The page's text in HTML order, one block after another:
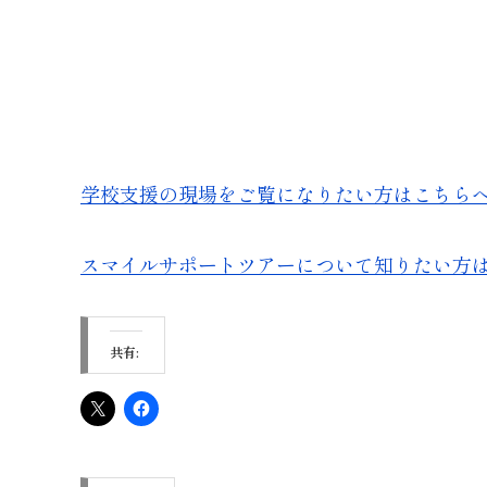
学校支援の現場をご覧になりたい方はこちら
スマイルサポートツアーについて知りたい方
共有: